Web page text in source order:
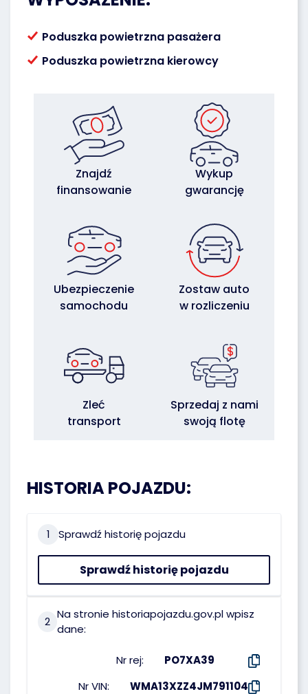
Poduszka powietrzna pasażera
Poduszka powietrzna kierowcy
Znajdź
finansowanie
Wykup
gwarancję
Ubezpieczenie
samochodu
Zostaw auto
w rozliczeniu
Zleć
transport
Sprzedaj z nami
swoją flotę
HISTORIA POJAZDU:
1 Sprawdź historię pojazdu
Sprawdź historię pojazdu
2
Na stronie historiapojazdu.gov.pl wpisz
dane:
Nr rej:
PO7XA39
Nr VIN:
WMA13XZZ4JM791104